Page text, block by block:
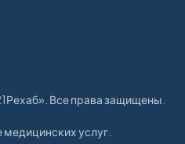
Все права защищены.
услуг.